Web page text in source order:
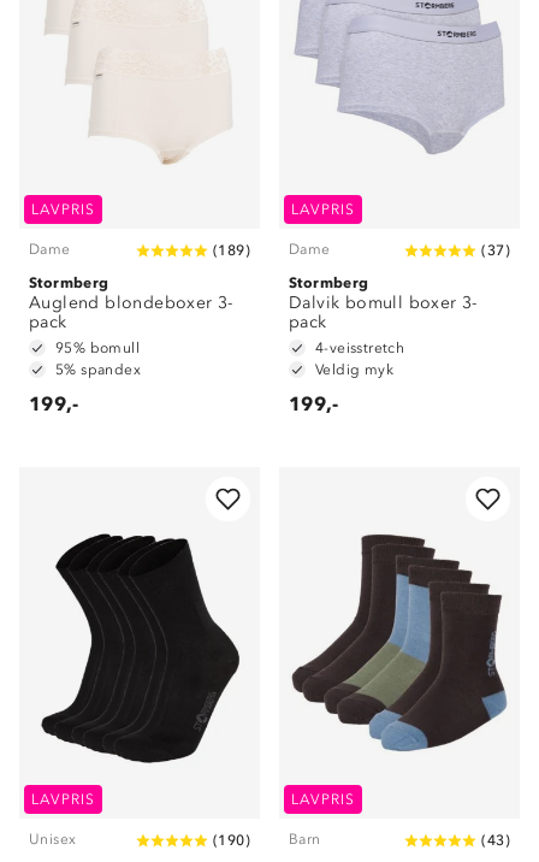
LAVPRIS
Dame (189)
Stormberg
Auglend blondeboxer 3-
pack
95% bomull
5% spandex
199,-
LAVPRIS
Dame (37)
Stormberg
Dalvik bomull boxer 3-
pack
4-veisstretch
Veldig myk
199,-
LAVPRIS
Unisex (190)
LAVPRIS
Barn (43)